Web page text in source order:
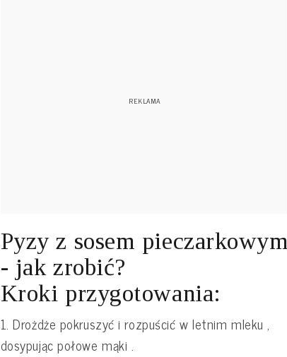
Pyzy z sosem pieczarkowym
- jak zrobić?
Kroki przygotowania:
1. Drożdże pokruszyć i rozpuścić w letnim mleku ,
dosypując połowe mąki .